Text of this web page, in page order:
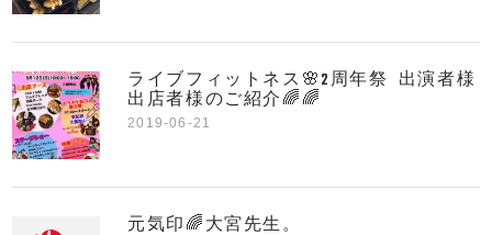
ライブフィットネス🌸2周年祭 出演者様
出店者様のご紹介🌈🌈
2019-06-21
元気印🌈大宮先生。